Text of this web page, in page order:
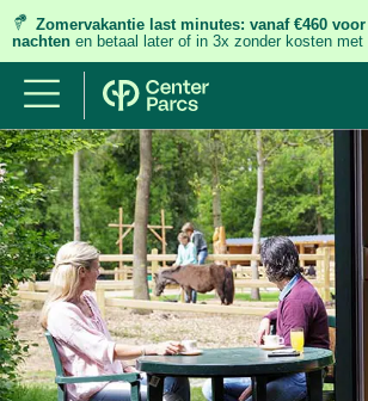
Zomervakantie last minutes: vanaf €460
nachten en betaal later of in 3x zonder kosten met